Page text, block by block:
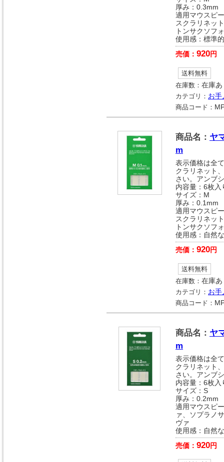
厚み：0.3mm
適用マウスピ
スクラリネッ
トンサクソフ
使用感：標準
売価： 920 円
送料無料
在庫数： 在庫あ
カテゴリ： お手
商品コード：
商品名： ヤ
m
表示価格は全
クラリネット
さい。アンブ
内容量：6枚入
サイズ：M
厚み：0.1mm
適用マウスピ
スクラリネッ
トンサクソフ
使用感：自然
売価： 920 円
送料無料
在庫数： 在庫あ
カテゴリ： お手
商品コード：
商品名： ヤ
m
表示価格は全
クラリネット
さい。アンブ
内容量：6枚入
サイズ：S
厚み：0.2mm
適用マウスピ
ァ、ソプラノ
ヴァ
使用感：自然
売価： 920 円